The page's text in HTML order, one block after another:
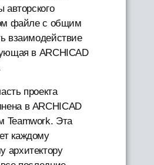
авторского
файле с общим
взаимодействие
в ARCHICAD
проекта
в ARCHICAD
Teamwork. Эта
каждому
архитектору